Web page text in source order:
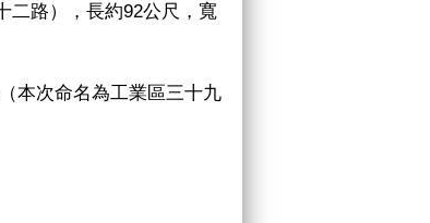
二路），長約92公尺，寬
本次命名為工業區三十九